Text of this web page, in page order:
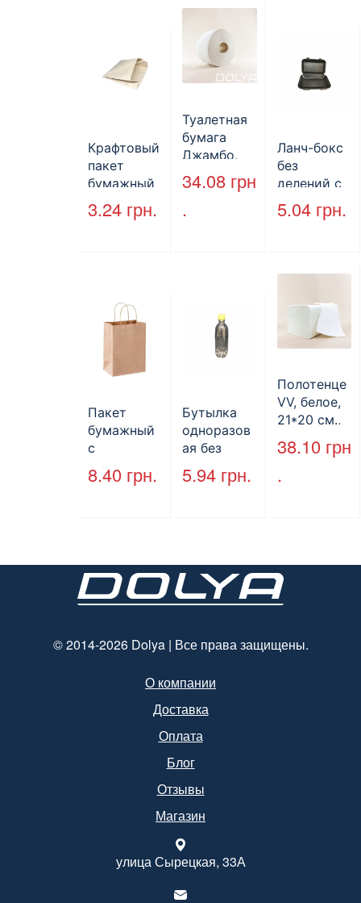
Крафтовый
пакет
бумажный
без ручек
170*140*50
3.24 грн.
Туалетная
бумага
Джамбо,
130 м.
34.08 грн
.
Ланч-бокс
без
делений с
крышкой
HP-10, 240
объем 1300
полистиро
л, черный,
250 шт./уп.
5.04 грн.
Пакет
бумажный
с
кручеными
ручками,
8.40 грн.
Бутылка
одноразов
ая без
крышки,
ПЕТ, V=500
5.94 грн.
Полотенце
VV, белое,
21*20 см.,
160 л.
38.10 грн
.
© 2014-2026 Dolya | Все права защищены.
О компании
Доставка
Оплата
Блог
Отзывы
Магазин
улица Сырецкая, 33А